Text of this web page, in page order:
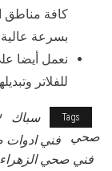
كافة مناطق
بسرعة
نعمل أيضا
للفلاتر
Tags سباك
صحي
فني ادوات
فني صحي الزهراء